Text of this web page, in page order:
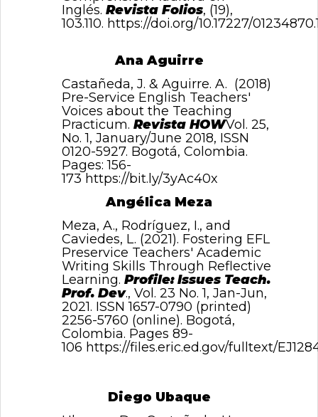
Inglés. Revista Folios, (19),
103.110. https://doi.org/10.17227/
Ana Aguirre
Castañeda, J. & Aguirre. A. (2018)
Pre-Service English Teachers'
Voices about the Teaching
Practicum. Revista HOWVol. 25,
No. 1, January/June 2018, ISSN
0120-5927. Bogotá, Colombia.
Pages: 156-
173 https://bit.ly/3yAc40x
Angélica Meza
Meza, A., Rodríguez, I., and
Caviedes, L. (2021). Fostering EFL
Preservice Teachers' Academic
Writing Skills Through Reflective
Learning. Profile: Issues Teach.
Prof. Dev., Vol. 23 No. 1, Jan-Jun,
2021. ISSN 1657-0790 (printed)
2256-5760 (online). Bogotá,
Colombia. Pages 89-
106 https://files.eric.ed.gov/fulltext/
Diego Ubaque